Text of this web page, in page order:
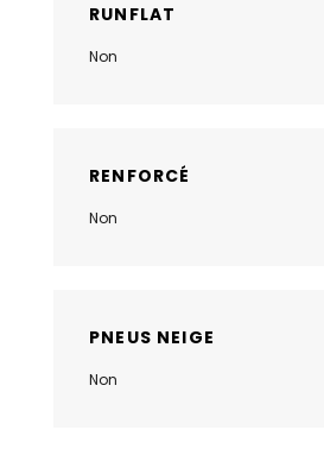
RUNFLAT
Non
RENFORCÉ
Non
PNEUS NEIGE
Non